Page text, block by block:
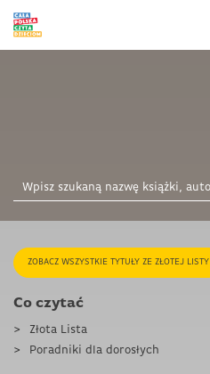
ZOBACZ WSZYSTKIE TYTUŁY ZE ZŁOTEJ LISTY
Co czytać
Złota Lista
Poradniki dla dorosłych